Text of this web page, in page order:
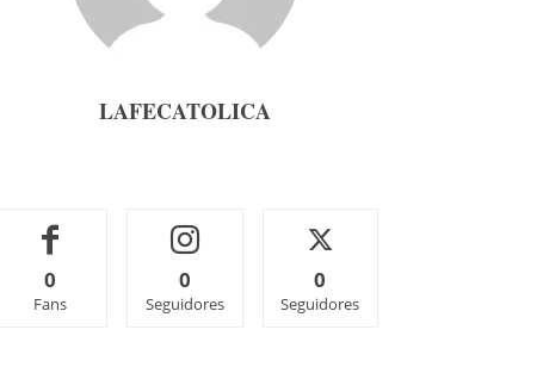
LAFECATOLICA
0
Fans
0
Seguidores
0
Seguidores